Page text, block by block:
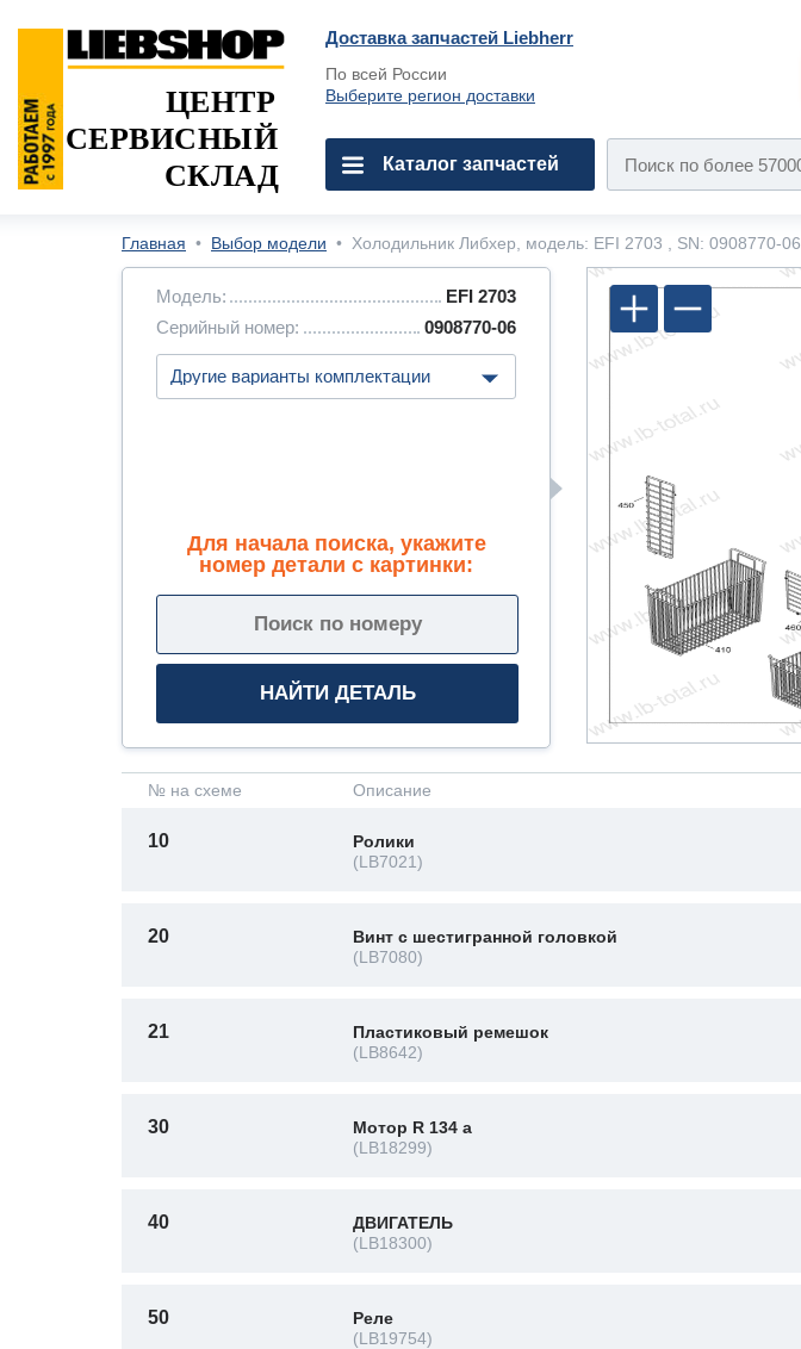
Доставка запчастей Liebherr
По всей России
Выберите регион доставки
ЦЕНТР
СЕРВИСНЫЙ
СКЛАД
Каталог запчастей
Главная • Выбор модели • Холодильник Либхер, модель: EFI 2703 , SN: 0908770-06
Модель:
EFI 2703
Серийный номер:
0908770-06
Для начала поиска, укажите
номер детали с картинки:
№ на схеме Описание
10
Ролики
(LB7021)
20
Винт с шестигранной головкой
(LB7080)
21
Пластиковый ремешок
(LB8642)
30
Мотор R 134 a
(LB18299)
40
ДВИГАТЕЛЬ
(LB18300)
50
Реле
(LB19754)